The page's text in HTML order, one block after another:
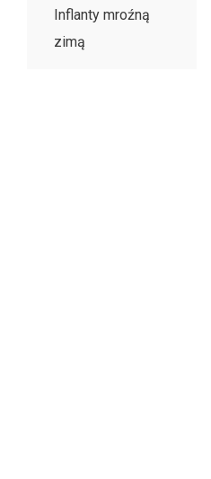
Inflanty mroźną
zimą